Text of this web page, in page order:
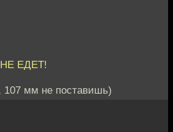
НЕ ЕДЕТ!
107 мм не поставишь)